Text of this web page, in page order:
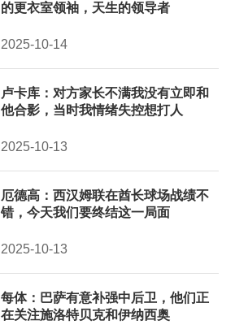
的更衣室领袖，天生的领导者
2025-10-14
卢卡库：对方家长不满我没有立即和
他合影，当时我情绪失控想打人
2025-10-13
厄德高：西汉姆联在酋长球场战绩不
错，今天我们要终结这一局面
2025-10-13
每体：巴萨有意补强中后卫，他们正
在关注施洛特贝克和伊纳西奥